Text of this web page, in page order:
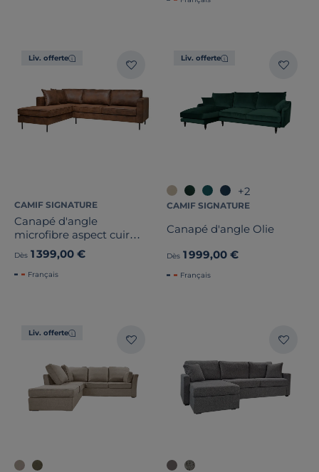
Liv. offerte
CAMIF SIGNATURE
Canapé d'angle
microfibre aspect cuir
vieilli Pittsburgh
Dès 1 399,00 €
Français
Liv. offerte
+2
CAMIF SIGNATURE
Canapé d'angle Olie
Dès 1 999,00 €
Français
Liv. offerte